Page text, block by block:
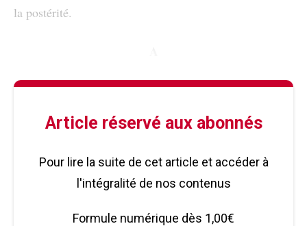
la postérité.
Article réservé aux abonnés
Pour lire la suite de cet article et accéder à
l'intégralité de nos contenus
Formule numérique dès 1,00€